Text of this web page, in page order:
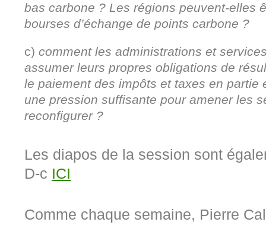
bas carbone ? Les régions peuvent-elles
bourses d’échange de points carbone ?
c) comment les administrations et
assumer leurs propres obligations de
le paiement des impôts et taxes en partie
une pression suffisante pour amener les
reconfigurer ?
Les diapos de la session sont
D-c ICI
Comme chaque semaine, Pierre